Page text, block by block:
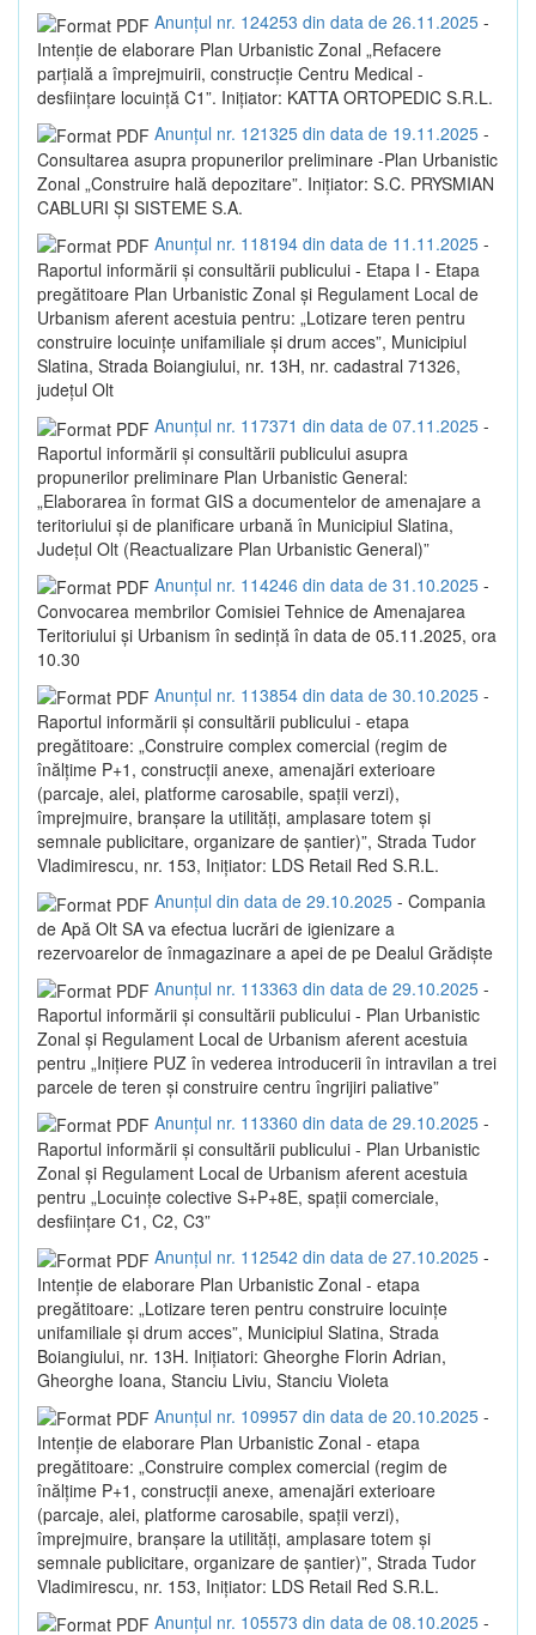
Anunțul nr. 124253 din data de 26.11.2025 -
Intenție de elaborare Plan Urbanistic Zonal „Refacere
parțială a împrejmuirii, construcție Centru Medical -
desființare locuință C1”. Inițiator: KATTA ORTOPEDIC S.R.L.
Anunțul nr. 121325 din data de 19.11.2025 -
Consultarea asupra propunerilor preliminare -Plan Urbanistic
Zonal „Construire hală depozitare”. Inițiator: S.C. PRYSMIAN
CABLURI ȘI SISTEME S.A.
Anunțul nr. 118194 din data de 11.11.2025 -
Raportul informării și consultării publicului - Etapa I - Etapa
pregătitoare Plan Urbanistic Zonal și Regulament Local de
Urbanism aferent acestuia pentru: „Lotizare teren pentru
construire locuințe unifamiliale și drum acces”, Municipiul
Slatina, Strada Boiangiului, nr. 13H, nr. cadastral 71326,
județul Olt
Anunțul nr. 117371 din data de 07.11.2025 -
Raportul informării și consultării publicului asupra
propunerilor preliminare Plan Urbanistic General:
„Elaborarea în format GIS a documentelor de amenajare a
teritoriului și de planificare urbană în Municipiul Slatina,
Județul Olt (Reactualizare Plan Urbanistic General)”
Anunțul nr. 114246 din data de 31.10.2025 -
Convocarea membrilor Comisiei Tehnice de Amenajarea
Teritoriului și Urbanism în sedință în data de 05.11.2025, ora
10.30
Anunțul nr. 113854 din data de 30.10.2025 -
Raportul informării și consultării publicului - etapa
pregătitoare: „Construire complex comercial (regim de
înălțime P+1, construcții anexe, amenajări exterioare
(parcaje, alei, platforme carosabile, spații verzi),
împrejmuire, branșare la utilități, amplasare totem și
semnale publicitare, organizare de șantier)”, Strada Tudor
Vladimirescu, nr. 153, Inițiator: LDS Retail Red S.R.L.
Anunțul din data de 29.10.2025 - Compania
de Apă Olt SA va efectua lucrări de igienizare a
rezervoarelor de înmagazinare a apei de pe Dealul Grădiște
Anunțul nr. 113363 din data de 29.10.2025 -
Raportul informării și consultării publicului - Plan Urbanistic
Zonal și Regulament Local de Urbanism aferent acestuia
pentru „Inițiere PUZ în vederea introducerii în intravilan a trei
parcele de teren și construire centru îngrijiri paliative”
Anunțul nr. 113360 din data de 29.10.2025 -
Raportul informării și consultării publicului - Plan Urbanistic
Zonal și Regulament Local de Urbanism aferent acestuia
pentru „Locuințe colective S+P+8E, spații comerciale,
desființare C1, C2, C3”
Anunțul nr. 112542 din data de 27.10.2025 -
Intenție de elaborare Plan Urbanistic Zonal - etapa
pregătitoare: „Lotizare teren pentru construire locuințe
unifamiliale și drum acces”, Municipiul Slatina, Strada
Boiangiului, nr. 13H. Inițiatori: Gheorghe Florin Adrian,
Gheorghe Ioana, Stanciu Liviu, Stanciu Violeta
Anunțul nr. 109957 din data de 20.10.2025 -
Intenție de elaborare Plan Urbanistic Zonal - etapa
pregătitoare: „Construire complex comercial (regim de
înălțime P+1, construcții anexe, amenajări exterioare
(parcaje, alei, platforme carosabile, spații verzi),
împrejmuire, branșare la utilități, amplasare totem și
semnale publicitare, organizare de șantier)”, Strada Tudor
Vladimirescu, nr. 153, Inițiator: LDS Retail Red S.R.L.
Anunțul nr. 105573 din data de 08.10.2025 -